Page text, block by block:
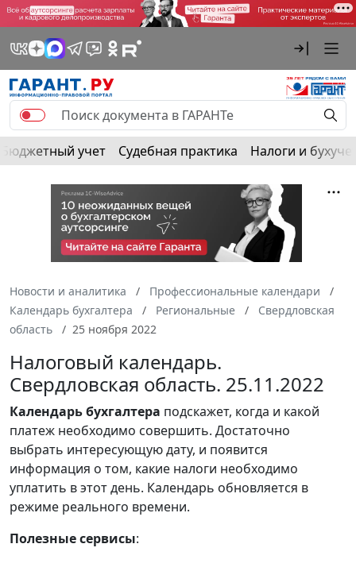
Бюджетный учет Судебная практика Налоги и
Новости и аналитика
Профессиональные календари
Календарь бухгалтера
Региональные
Свердловская
область
25 ноября 2022
Налоговый календарь.
Свердловская область. 25.11.2022
Календарьбухгалтера подскажет, когда и какой
платеж необходимо совершить. Достаточно
выбрать интересующую дату, и появится
информация о том, какие налоги необходимо
уплатить в этот день. Календарь обновляется в
режиме реального времени.
Полезные сервисы: